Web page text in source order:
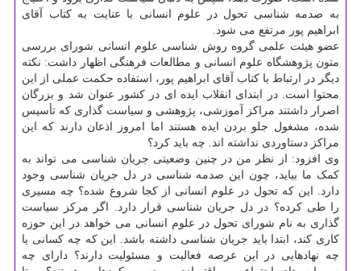
به صدمه شناسی تحول در علوم انسانی با عنایت به کتاب آقای
ابراهیم پور مرتفع می شود.
عضو هیئت علمی گروه روش شناسی علوم انسانی شورای بررسی
متون پژوهشگاه علوم انسانی و مطالعات فرهنگی اظهار داشت: نکته
دیگر در ارتباط با کتاب آقای ابراهیم پور، استفاده حکمت عملی از این
محتوا است. در ابتدای انقلاب ایده ای در کشور عنوان شد و بزرگان
اصرار داشتند مراکز آموزشی، پژوهشی و سیاست گذاری که تأسیس
شده، مشغول جلو بردن ایده هستند اما امروز اذعان دارند که این
مراکز دستاوردی نداشته اند. چه باید کرد؟
وی افزود: از نظر من در چنین وضعیتی جریان شناسی می تواند به
کمک ما بیاید، چون این صدمه شناسی در دل جریان شناسی وجود
دارد. این که تحول در علوم انسانی از کجا شروع شده؟ چه مسیری
را طی کرده؟ در دل جریان شناسی قرار دارد. اگر مرکز سیاست
گذاری به نام شورای تحول در علوم انسانی می خواهد در این حوزه
کاری کند، ابتدا باید جریان شناسی داشته باشد. این که چه کسانی یا
چه نهادهایی در این عرصه فعالیت و مسئولیت دارند؟ دارای چه